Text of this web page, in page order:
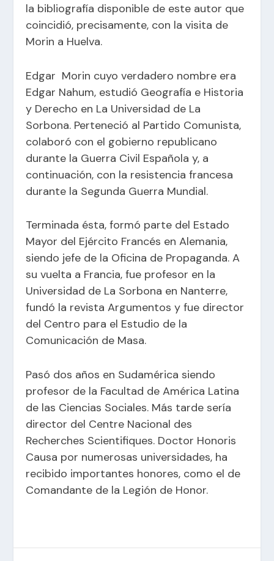
la bibliografía disponible de este autor que
coincidió, precisamente, con la visita de
Morin a Huelva.
Edgar Morin cuyo verdadero nombre era
Edgar Nahum, estudió Geografía e Historia
y Derecho en La Universidad de La
Sorbona. Perteneció al Partido Comunista,
colaboró con el gobierno republicano
durante la Guerra Civil Española y, a
continuación, con la resistencia francesa
durante la Segunda Guerra Mundial.
Terminada ésta, formó parte del Estado
Mayor del Ejército Francés en Alemania,
siendo jefe de la Oficina de Propaganda. A
su vuelta a Francia, fue profesor en la
Universidad de La Sorbona en Nanterre,
fundó la revista Argumentos y fue director
del Centro para el Estudio de la
Comunicación de Masa.
Pasó dos años en Sudamérica siendo
profesor de la Facultad de América Latina
de las Ciencias Sociales. Más tarde sería
director del Centre Nacional des
Recherches Scientifiques. Doctor Honoris
Causa por numerosas universidades, ha
recibido importantes honores, como el de
Comandante de la Legión de Honor.